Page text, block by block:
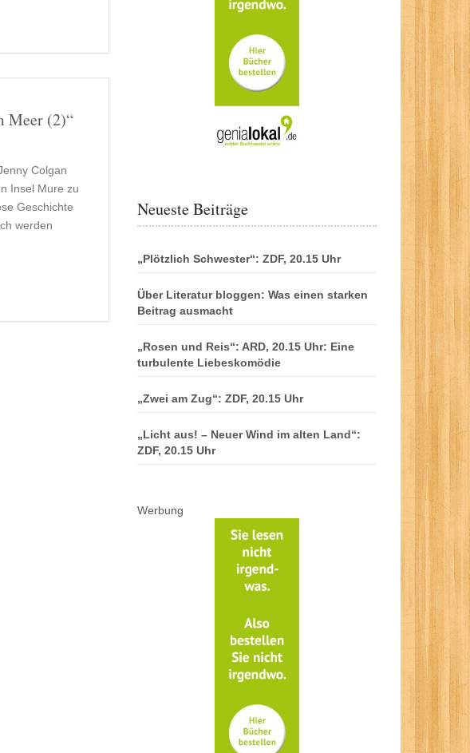
Meer (2)“
Colgan
Insel Mure zu
Geschichte
werden
Neueste Beiträge
„Plötzlich Schwester“: ZDF, 20.15 Uhr
Über Literatur bloggen: Was einen starken
Beitrag ausmacht
„Rosen und Reis“: ARD, 20.15 Uhr: Eine
turbulente Liebeskomödie
„Zwei am Zug“: ZDF, 20.15 Uhr
„Licht aus! – Neuer Wind im alten Land“:
ZDF, 20.15 Uhr
Werbung